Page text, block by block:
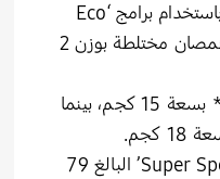
وطراز ‘Samsung DV5000D باستخدام برامج ‘Eco
Cotton’ و’AI Dry+’، مع وزن قمصان مختلطة بوزن 2
الطراز السابق WD25DB*** بسعة 15 كجم، بينما
تمت مقارنة زمن برنامج ‘Super Speed’ البالغ 79